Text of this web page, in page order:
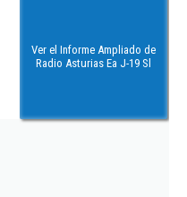
Ver el Informe Ampliado de
Radio Asturias Ea J-19 Sl